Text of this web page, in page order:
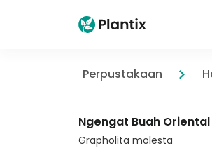
Perpustakaan
Ngengat Buah Oriental
Grapholita molesta